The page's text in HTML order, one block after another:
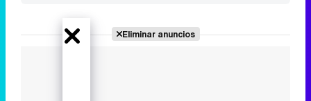
Eliminar anuncios